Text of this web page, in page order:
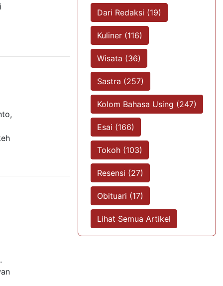
Dari Redaksi (19)
Kuliner (116)
Wisata (36)
Sastra (257)
Kolom Bahasa Using (247)
Esai (166)
Tokoh (103)
Resensi (27)
Obituari (17)
Lihat Semua Artikel